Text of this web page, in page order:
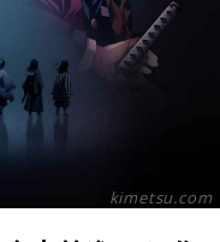
kimetsu.com